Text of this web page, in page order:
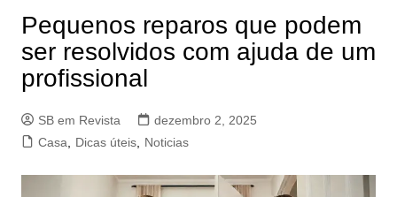
Pequenos reparos que podem
ser resolvidos com ajuda de um
profissional
SB em Revista
dezembro 2, 2025
Casa
Dicas úteis, Noticias